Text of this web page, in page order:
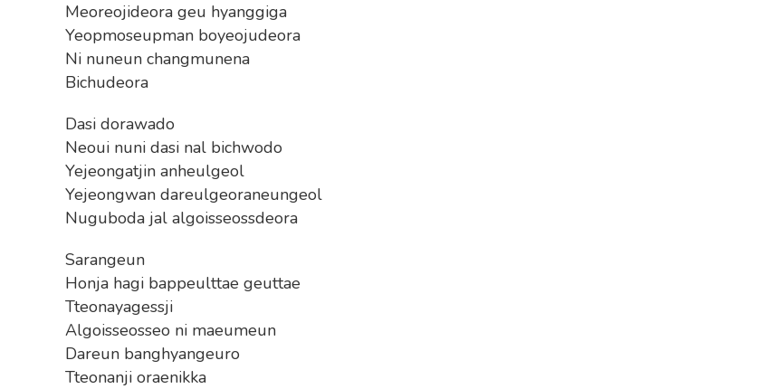
Meoreojideora geu hyanggiga
Yeopmoseupman boyeojudeora
Ni nuneun changmunena
Bichudeora
Dasi dorawado
Neoui nuni dasi nal bichwodo
Yejeongatjin anheulgeol
Yejeongwan dareulgeoraneungeol
Nuguboda jal algoisseossdeora
Sarangeun
Honja hagi bappeulttae geuttae
Tteonayagessji
Algoisseosseo ni maeumeun
Dareun banghyangeuro
Tteonanji oraenikka